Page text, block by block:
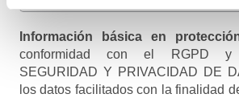
Información básica en
conformidad con el RGPD y
SEGURIDAD Y PRIVACIDAD DE
los datos facilitados con la finalidad